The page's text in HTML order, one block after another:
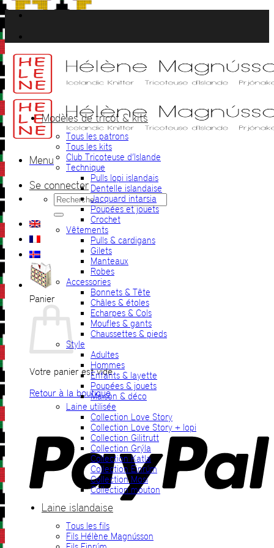
Passer
au
contenu
Menu
Se connecter
Recherche
pour :
Panier
Votre panier est vide.
Retour à la boutique
Modèles de tricot & kits
Tous les patrons
Tous les kits
Club Tricoteuse d’Islande
Technique
Pulls lopi islandais
Dentelle islandaise
Jacquard intarsia
Poupées et jouets
Crochet
Vêtements
Pulls & cardigans
Gilets
Manteaux
Robes
Accessories
Bonnets & Tête
Châles & étoles
Echarpes & Cols
Moufles & gants
Chaussettes & pieds
Style
Adultes
Hommes
Enfants & layette
Poupées & jouets
Maison & déco
Laine utilisée
Collection Love Story
Collection Love Story + lopi
Collection Gilitrutt
Collection Grýla
Collection Katla
Collection Einrúm
Collection Mosi
Collection mouton
Laine islandaise
Tous les fils
Fils Hélène Magnússon